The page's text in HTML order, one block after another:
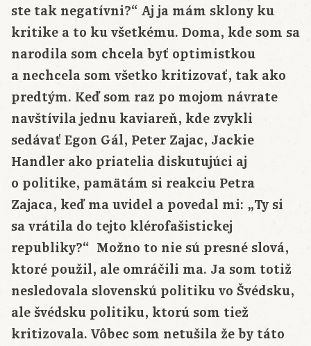
ste tak negatívni?“ Aj ja mám sklony ku
kritike a to ku všetkému. Doma, kde som sa
narodila som chcela byť optimistkou
a nechcela som všetko kritizovať, tak ako
predtým. Keď som raz po mojom návrate
navštívila jednu kaviareň, kde zvykli
sedávať Egon Gál, Peter Zajac, Jackie
Handler ako priatelia diskutujúci aj
o politike, pamätám si reakciu Petra
Zajaca, keď ma uvidel a povedal mi: „Ty si
sa vrátila do tejto klérofašistickej
republiky?“ Možno to nie sú presné slová,
ktoré použil, ale omráčili ma. Ja som totiž
nesledovala slovenskú politiku vo Švédsku,
ale švédsku politiku, ktorú som tiež
kritizovala. Vôbec som netušila že by táto